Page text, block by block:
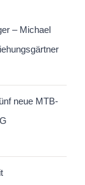
– Michael
neue MTB-